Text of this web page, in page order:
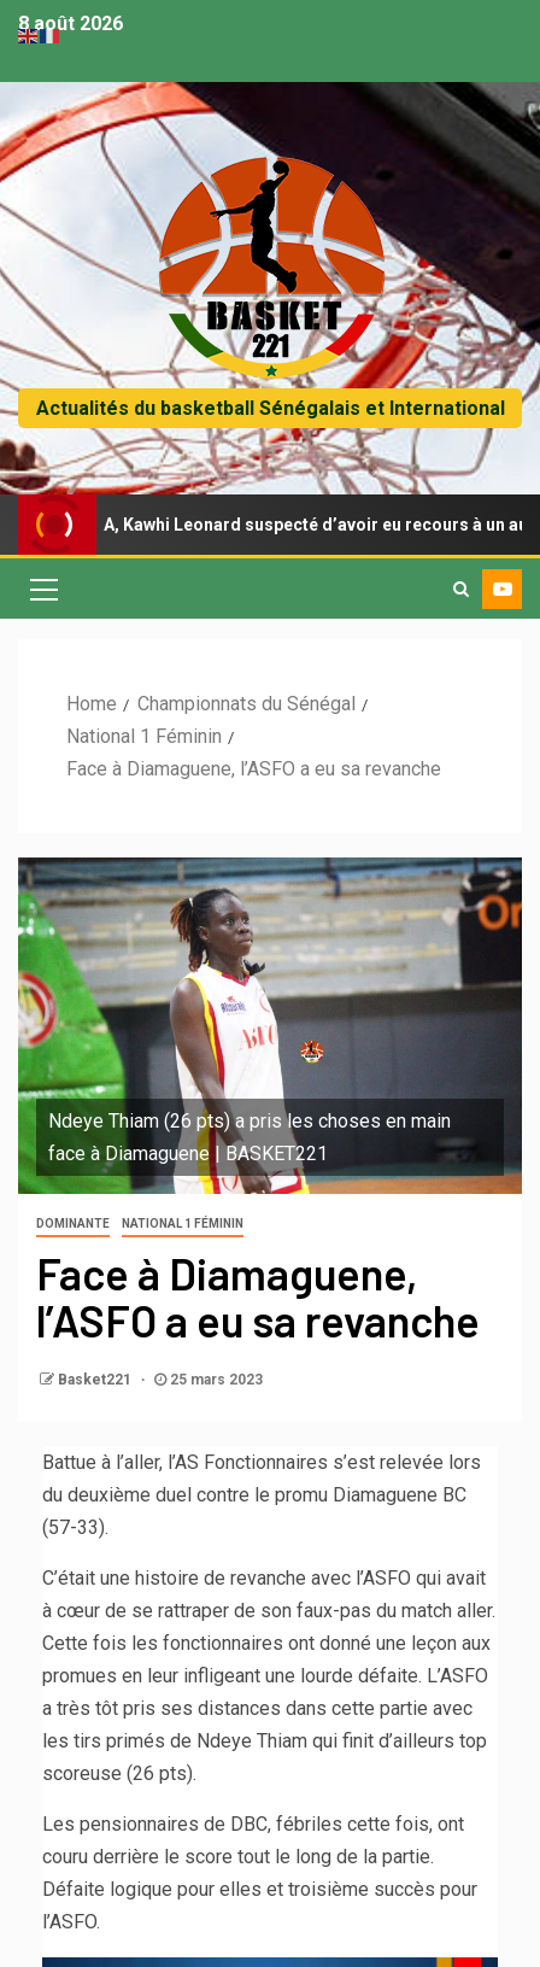
8 août 2026
Actualités du basketball Sénégalais et International
Kawhi Leonard suspecté d’avoir eu recours à un autre
Home
Championnats du Sénégal
National 1 Féminin
Face à Diamaguene, l’ASFO a eu sa revanche
Ndeye Thiam (26 pts) a pris les choses en main
face à Diamaguene | BASKET221
DOMINANTE NATIONAL 1 FÉMININ
Face à Diamaguene,
l’ASFO a eu sa revanche
Basket221 25 mars 2023
Battue à l’aller, l’AS Fonctionnaires s’est relevée lors
du deuxième duel contre le promu Diamaguene BC
(57-33).
C’était une histoire de revanche avec l’ASFO qui avait
à cœur de se rattraper de son faux-pas du match aller.
Cette fois les fonctionnaires ont donné une leçon aux
promues en leur infligeant une lourde défaite. L’ASFO
a très tôt pris ses distances dans cette partie avec
les tirs primés de Ndeye Thiam qui finit d’ailleurs top
scoreuse (26 pts).
Les pensionnaires de DBC, fébriles cette fois, ont
couru derrière le score tout le long de la partie.
Défaite logique pour elles et troisième succès pour
l’ASFO.